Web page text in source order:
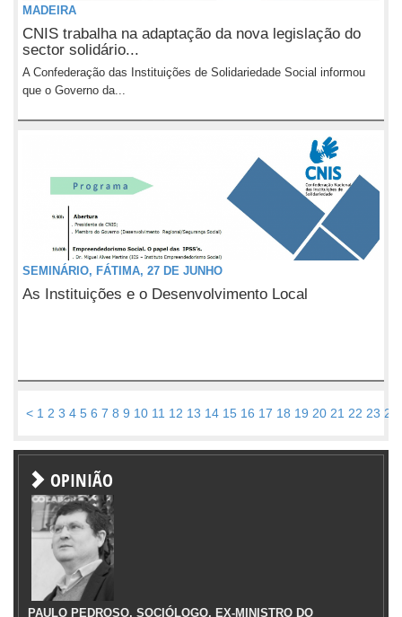
MADEIRA
CNIS trabalha na adaptação da nova legislação do
sector solidário...
A Confederação das Instituições de Solidariedade Social informou
que o Governo da...
SEMINÁRIO, FÁTIMA, 27 DE JUNHO
As Instituições e o Desenvolvimento Local
< 1 2 3 4 5 6 7 8 9 10 11 12 13 14 15 16 17 18 19 20 21 22 23 24
OPINIÃO
PAULO PEDROSO, SOCIÓLOGO, EX-MINISTRO DO